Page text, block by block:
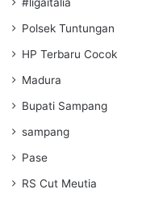
Polsek Tuntungan
HP Terbaru Cocok
Madura
Bupati Sampang
sampang
Pase
RS Cut Meutia